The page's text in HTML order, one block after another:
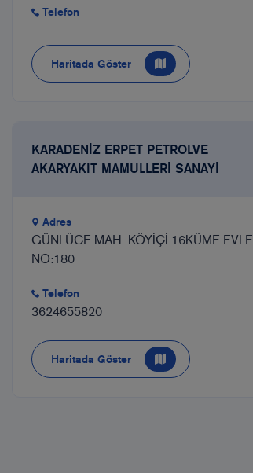
Telefon
Haritada Göster
KARADENİZ ERPET PETROLVE
AKARYAKIT MAMULLERİ SANAYİ
Adres
GÜNLÜCE MAH. KÖYİÇİ 16KÜME
NO:180
Telefon
3624655820
Haritada Göster